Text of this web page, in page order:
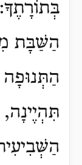
הַשַּׁבָּת